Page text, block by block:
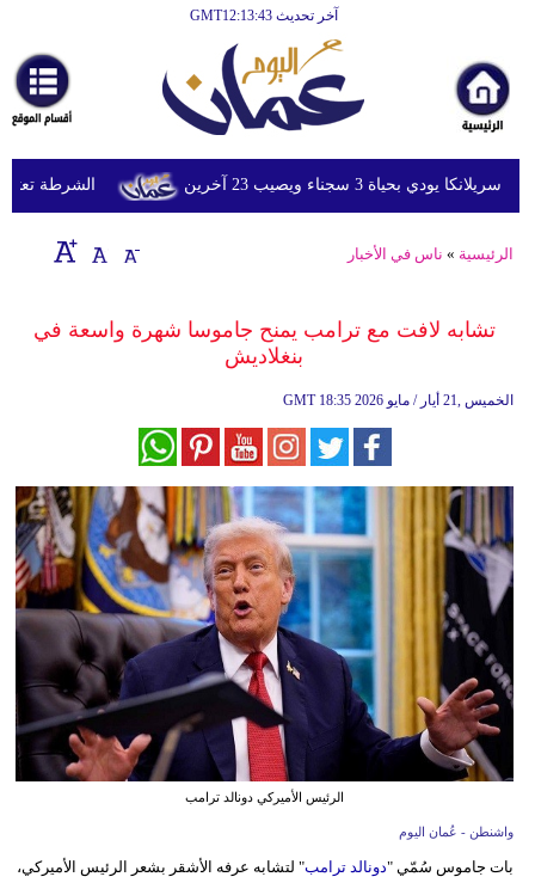
آخر تحديث GMT12:13:43
أخبارعاجلة
رياضة
ثقافة
إقتصاد
وموسيقى
سياحة
وسفر
ديكور
أخبار
إعلام
تعليم
علوم
الشرطة تعتقل بحياة 3 سجناء ويصيب 23 آخرين
الرئيسية » ناس في الأخبار
تشابه لافت مع ترامب يمنح جاموسا شهرة واسعة في
بنغلاديش
GMT 18:35 2026 الخميس ,21 أيار / مايو
الرئيس الأميركي دونالد ترامب
واشنطن - عُمان اليوم
بات جاموس سُمّي "دونالد ترامب" لتشابه عرفه الأشقر بشعر الرئيس الأميركي،